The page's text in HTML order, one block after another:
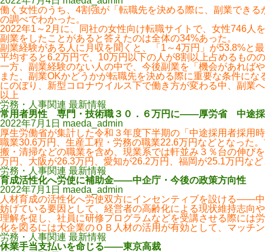
働く女性のうち、4割強が「転職先を決める際に、副業でき
の調べでわかった。
2022年1～2月に、同社の女性向け転職サイトで、女性746人
副業をしたことがあると答えたのは全体の34%あった。
副業経験がある人に月収を聞くと、「1～4万円」が53.8%と
平均すると6.2万円で、10万円以下の人が8割以上占めるもの
一方、副業経験のない人の中で、今後副業を「機会があれば
また、副業OKかどうかが転職先を決める際に重要な条件に
にのぼり、新型コロナウイルス下で働き方が変わる中、副業
以上
労務・人事関連 最新情報
常用者男性 専門・技術職３０．６万円に――厚労省 中途採
2022年7月1日 maeda_admin
厚生労働省が集計した令和３年度下半期の「中途採用者採用
職業30.6万円、生産工程・労務の職業22.6万円などとなった
搬・清掃などの職業を含め、現業系では軒並み３％台の伸び
万円、大阪が26.3万円、愛知が26.2万円、福岡が25.1万円な
労務・人事関連 最新情報
育成活性化へ労使に補助金――中企庁・今後の政策方向性
2022年7月1日 maeda_admin
人材育成の活性化へ労使双方にインセンティブを設ける――
妨げている要因として、経営者の高齢化による現状維持志向
理解を促し、社員に研修プログラムなどを受講させる際には
化を図るには大企業のＯＢ人材の活用が有効として、マッチ
労務・人事関連 最新情報
休業手当支払いを命じる――東京高裁